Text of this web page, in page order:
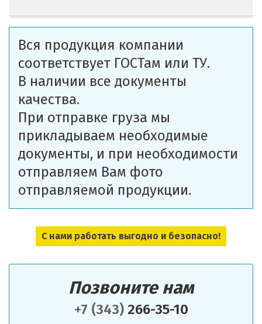
Позвоните нам
+7 (343)266-35-10
Вся продукция компании
соответствует ГОСТам или ТУ.
В наличии все документы
качества.
При отправке груза мы
прикладываем необходимые
документы, и при необходимости
отправляем Вам фото
отправляемой продукции.
С нами работать выгодно и безопасно!